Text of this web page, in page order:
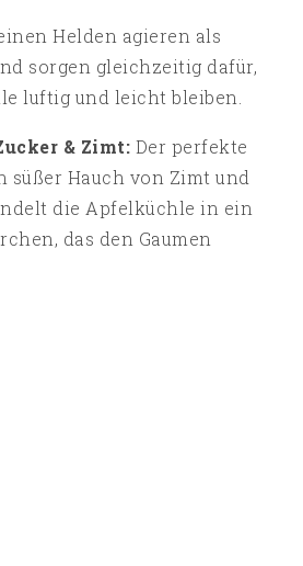
Helden agieren als
sorgen gleichzeitig dafür,
luftig und leicht bleiben.
& Zimt: Der perfekte
süßer Hauch von Zimt und
die Apfelküchle in ein
das den Gaumen